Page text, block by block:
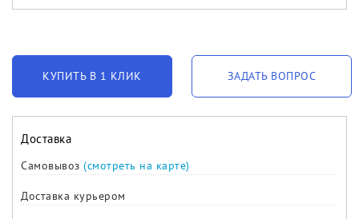
КУПИТЬ В 1 КЛИК ЗАДАТЬ ВОПРОС
Доставка
Самовывоз (смотреть на карте)
Доставка курьером